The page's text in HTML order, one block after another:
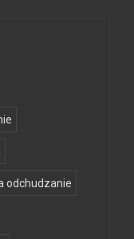
odchudzanie